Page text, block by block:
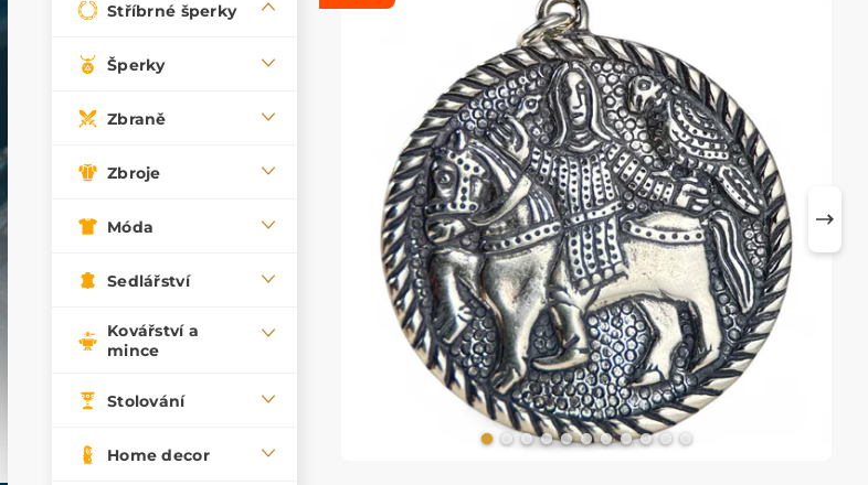
Stříbrné šperky
Šperky
Zbraně
Zbroje
Móda
Sedlářství
Kovářství a
mince
Stolování
Home decor